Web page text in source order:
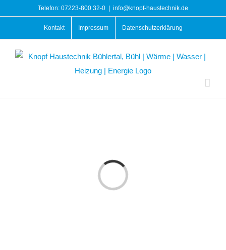
Telefon: 07223-800 32-0 info@knopf-haustechnik.de
Kontakt Impressum Datenschutzerklärung
Laden...